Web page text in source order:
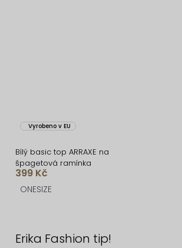
Vyrobeno v EU
Bílý basic top ARRAXE na
špagetová ramínka
399 Kč
ONESIZE
Erika Fashion tip!